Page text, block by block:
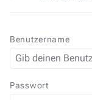
Benutzername
Passwort